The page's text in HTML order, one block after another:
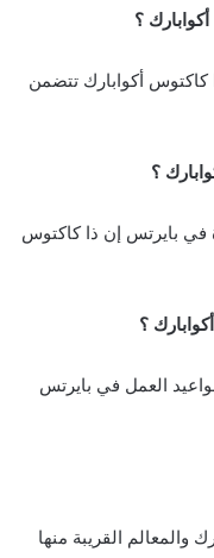
؟
كاكتوس أكوابارك تتضمن
؟
في بايرتس إن ذا كاكتوس
؟
العمل في بايرتس
والمعالم القريبة منها